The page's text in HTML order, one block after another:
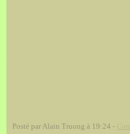
Posté par Alain Truong à 19:24 -